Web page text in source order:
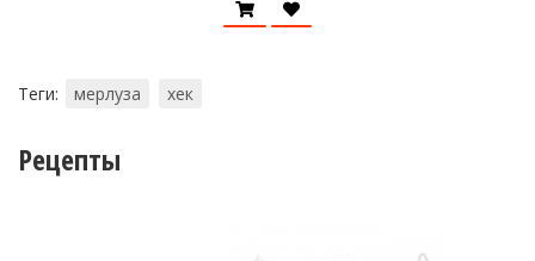
Теги: мерлуза хек
Рецепты